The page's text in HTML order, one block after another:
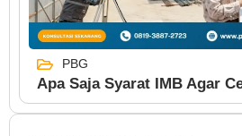
PBG
Apa Saja Syarat IMB Agar